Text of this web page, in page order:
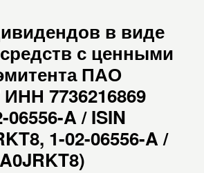
в виде
с ценными
ПАО
7736216869
06556-A / ISIN
1-02-06556-A /